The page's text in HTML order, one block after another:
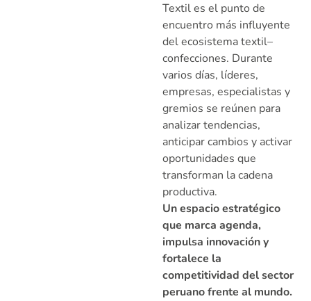
Textil es el punto de
encuentro más influyente
del ecosistema textil–
confecciones. Durante
varios días, líderes,
empresas, especialistas y
gremios se reúnen para
analizar tendencias,
anticipar cambios y activar
oportunidades que
transforman la cadena
productiva.
Un espacio estratégico
que marca agenda,
impulsa innovación y
fortalece la
competitividad del sector
peruano frente al mundo.